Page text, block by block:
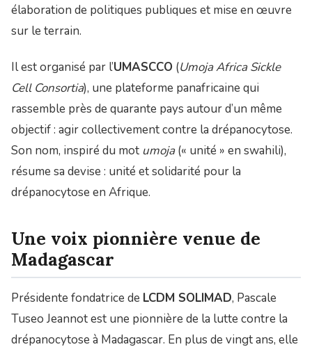
élaboration de politiques publiques et mise en œuvre
sur le terrain.
Il est organisé par l’UMASCCO (Umoja Africa Sickle
Cell Consortia), une plateforme panafricaine qui
rassemble près de quarante pays autour d’un même
objectif : agir collectivement contre la drépanocytose.
Son nom, inspiré du mot umoja(« unité » en swahili),
résume sa devise : unité et solidarité pour la
drépanocytose en Afrique.
Une voix pionnière venue de
Madagascar
Présidente fondatrice de LCDM SOLIMAD, Pascale
Tuseo Jeannot est une pionnière de la lutte contre la
drépanocytose à Madagascar. En plus de vingt ans, elle